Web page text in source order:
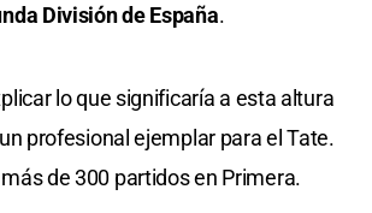
División de España.
lo que significaría a esta altura
profesional ejemplar para el Tate.
de 300 partidos en Primera.